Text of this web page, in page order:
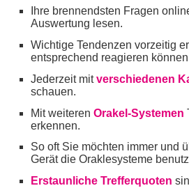
Ihre brennendsten Fragen
Auswertung lesen.
Wichtige Tendenzen vorzeitig
entsprechend reagieren
Jederzeit mitverschiedenen
schauen.
Mit weiteren Orakel-Systemen
erkennen.
So oft Sie möchten immer und
Gerät die Oraklesysteme
Erstaunliche Trefferquoten